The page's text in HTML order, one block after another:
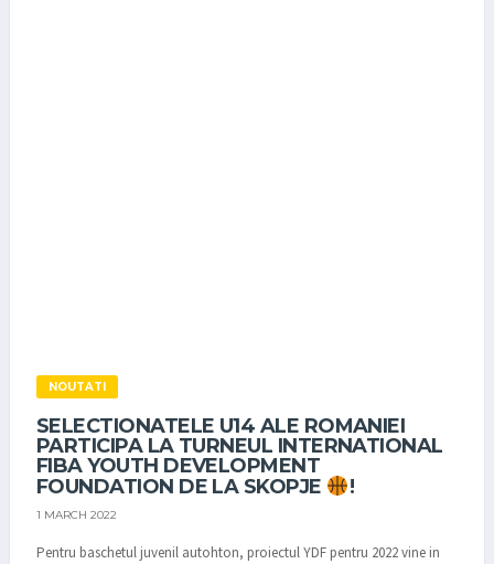
NOUTATI
SELECTIONATELE U14 ALE ROMANIEI
PARTICIPA LA TURNEUL INTERNATIONAL
FIBA YOUTH DEVELOPMENT
FOUNDATION DE LA SKOPJE
!
1 MARCH 2022
Pentru baschetul juvenil autohton, proiectul YDF pentru 2022 vine in